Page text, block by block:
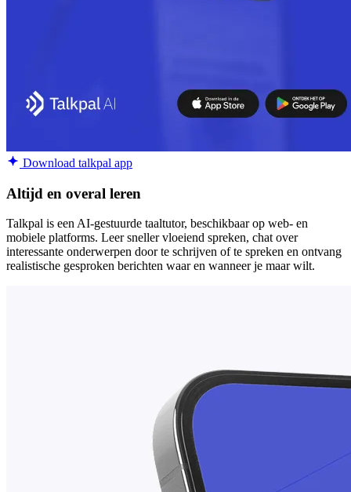
Download talkpal app
Altijd en overal leren
Talkpal is een AI-gestuurde taaltutor, beschikbaar op web- en
mobiele platforms. Leer sneller vloeiend spreken, chat over
interessante onderwerpen door te schrijven of te spreken en ontvang
realistische gesproken berichten waar en wanneer je maar wilt.